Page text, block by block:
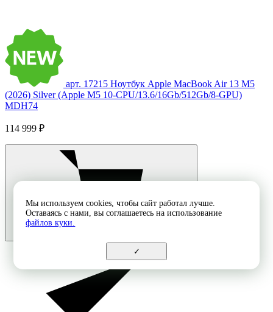
арт. 17215 Ноутбук Apple MacBook Air 13 M5
(2026) Silver (Apple M5 10-CPU/13.6/16Gb/512Gb/8-GPU)
MDH74
114 999 ₽
Мы используем cookies, чтобы сайт работал лучше.
Оставаясь с нами, вы соглашаетесь на использование
файлов куки.
✓